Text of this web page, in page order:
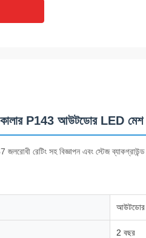
P143 আউটডোর LED মেশ
জলরোধী রেটিং সহ বিজ্ঞাপন এবং স্টেজ
আউটডোর
2 বছর